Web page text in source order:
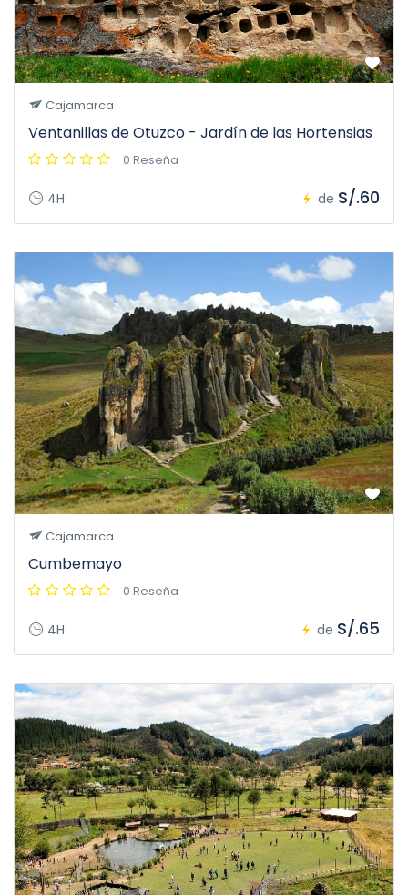
Cajamarca
Ventanillas de Otuzco - Jardín de las Hortensias
0 Reseña
4H de S/.60
Cajamarca
Cumbemayo
0 Reseña
4H de S/.65